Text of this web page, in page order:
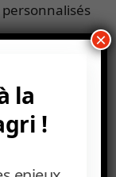
réduire les
les petits
la
!
×